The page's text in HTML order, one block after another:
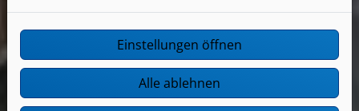
Einstellungen öffnen
Alle ablehnen